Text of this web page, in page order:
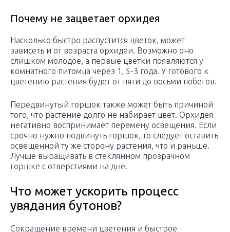
Почему не зацветает орхидея
Насколько быстро распустится цветок, может
зависеть и от возраста орхидеи. Возможно оно
слишком молодое, а первые цветки появляются у
комнатного питомца через 1, 5-3 года. У готового к
цветению растения будет от пяти до восьми побегов.
Передвинутый горшок также может быть причиной
того, что растение долго не набирает цвет. Орхидея
негативно воспринимает перемену освещения. Если
срочно нужно подвинуть горшок, то следует оставить
освещенной ту же сторону растения, что и раньше.
Лучше выращивать в стеклянном прозрачном
горшке с отверстиями на дне.
Что может ускорить процесс
увядания бутонов?
Сокращение времени цветения и быстрое